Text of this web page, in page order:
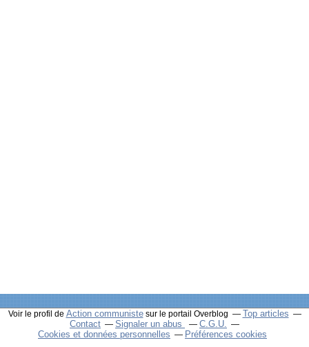
Voir le profil de Action communistesur le portail Overblog
Top articles
Contact
Signaler un abus
C.G.U.
Cookies et données personnelles
Préférences cookies